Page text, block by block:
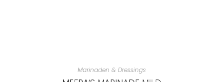
Marinaden & Dressings